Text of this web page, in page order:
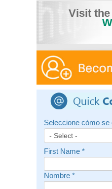
Visit the
Seleccione cómo se
First Name *
Nombre *